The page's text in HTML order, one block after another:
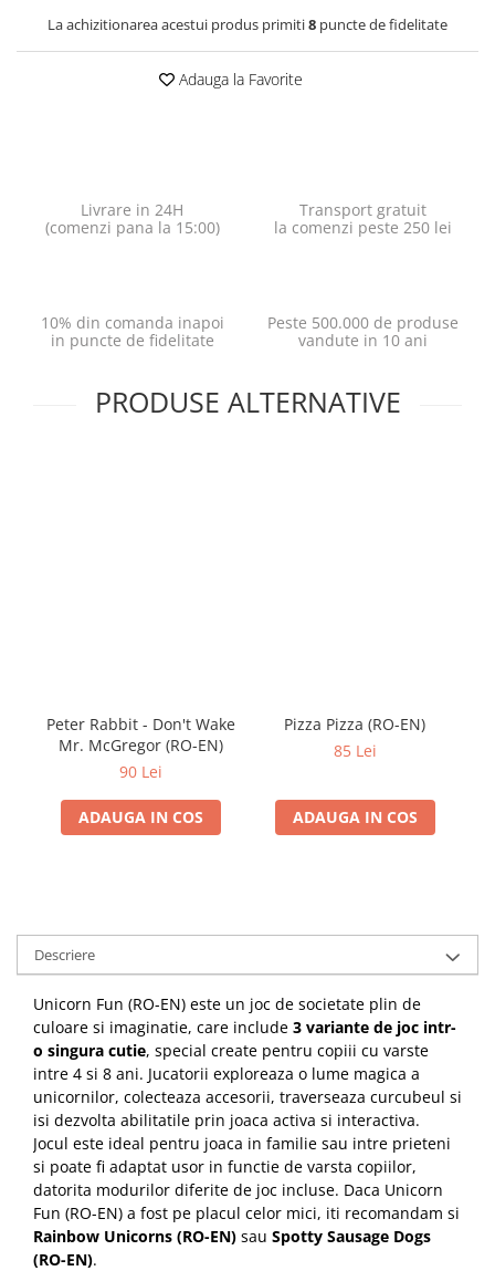
La achizitionarea acestui produs primiti8 puncte de fidelitate
Adauga la Favorite
Livrare in 24H
(comenzi pana la 15:00)
Transport gratuit
la comenzi peste 250 lei
10% din comanda inapoi
in puncte de fidelitate
Peste 500.000 de produse
vandute in 10 ani
PRODUSE ALTERNATIVE
Peter Rabbit - Don't Wake
Mr. McGregor (RO-EN)
90 Lei
ADAUGA IN COS
Pizza Pizza (RO-EN)
85 Lei
ADAUGA IN COS
Descriere
Unicorn Fun (RO-EN) este un joc de societate plin de
culoare si imaginatie, care include 3 variante de joc intr-
o singura cutie, special create pentru copiii cu varste
intre 4 si 8 ani. Jucatorii exploreaza o lume magica a
unicornilor, colecteaza accesorii, traverseaza curcubeul si
isi dezvolta abilitatile prin joaca activa si interactiva.
Jocul este ideal pentru joaca in familie sau intre prieteni
si poate fi adaptat usor in functie de varsta copiilor,
datorita modurilor diferite de joc incluse. Daca Unicorn
Fun (RO-EN) a fost pe placul celor mici, iti recomandam si
Rainbow Unicorns (RO-EN) sau Spotty Sausage Dogs
(RO-EN).